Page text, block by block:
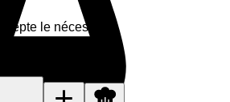
le nécessaire